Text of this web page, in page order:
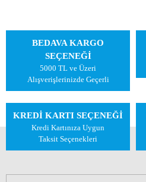
BEDAVA KARGO
SEÇENEĞİ
5000 TL ve Üzeri
Alışverişlerinizde Geçerli
KREDİ KARTI SEÇENEĞİ
Kredi Kartınıza Uygun
Taksit Seçenekleri